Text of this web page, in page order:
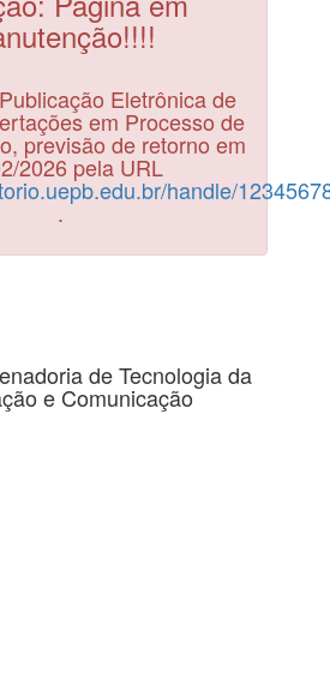
Eletrônica de
em Processo de
previsão de retorno em
2026 pela URL
handle/
.
de Tecnologia da
e Comunicação